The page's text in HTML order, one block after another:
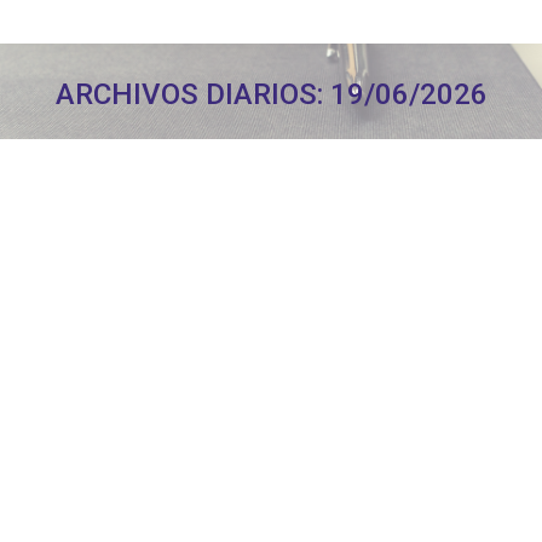
ARCHIVOS DIARIOS: 19/06/2026
Estás aquí: